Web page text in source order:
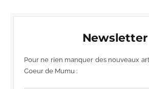
Newsletter
Pour ne rien manquer des nouveaux
Coeur de Mumu :